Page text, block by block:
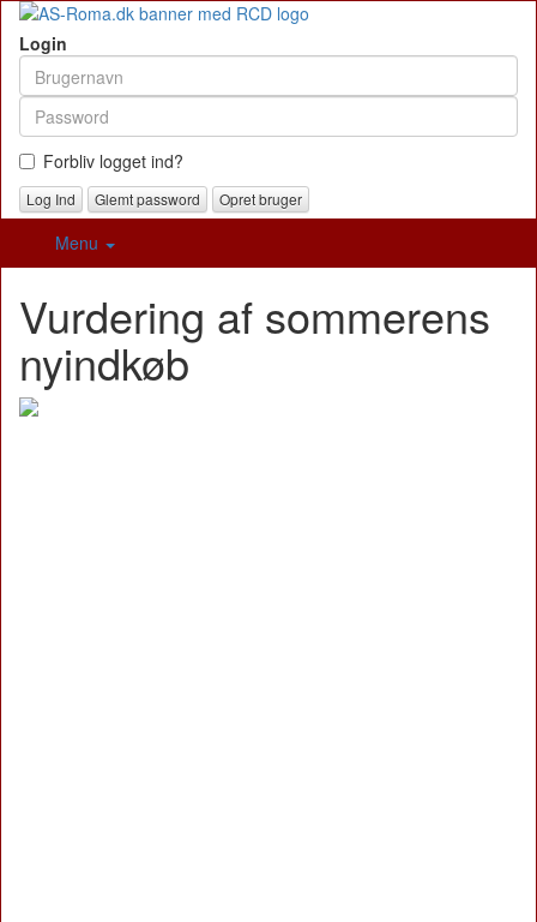
Login
Forbliv logget ind?
Glemt password Opret bruger
Menu
Vurdering af sommerens
nyindkøb